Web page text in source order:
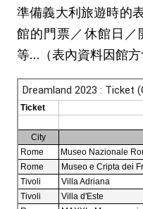
準備義大利旅遊時的
館的門票／休館日
等…（表內資料因館方